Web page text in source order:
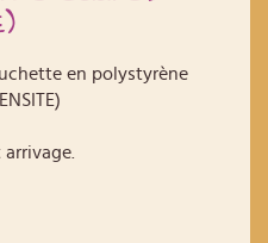
en polystyrène